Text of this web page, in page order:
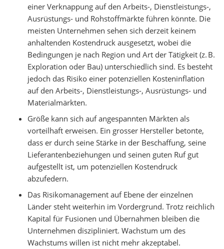
einer Verknappung auf den Arbeits-, Dienstleistungs-,
Ausrüstungs- und Rohstoffmärkte führen könnte. Die
meisten Unternehmen sehen sich derzeit keinem
anhaltenden Kostendruck ausgesetzt, wobei die
Bedingungen je nach Region und Art der Tätigkeit (z. B.
Exploration oder Bau) unterschiedlich sind. Es besteht
jedoch das Risiko einer potenziellen Kosteninflation
auf den Arbeits-, Dienstleistungs-, Ausrüstungs- und
Materialmärkten.
Größe kann sich auf angespannten Märkten als
vorteilhaft erweisen. Ein grosser Hersteller betonte,
dass er durch seine Stärke in der Beschaffung, seine
Lieferantenbeziehungen und seinen guten Ruf gut
aufgestellt ist, um potenziellen Kostendruck
abzufedern.
Das Risikomanagement auf Ebene der einzelnen
Länder steht weiterhin im Vordergrund. Trotz reichlich
Kapital für Fusionen und Übernahmen bleiben die
Unternehmen diszipliniert. Wachstum um des
Wachstums willen ist nicht mehr akzeptabel.